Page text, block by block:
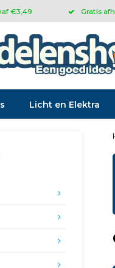
€3,49 Gratis
Licht en Elektra